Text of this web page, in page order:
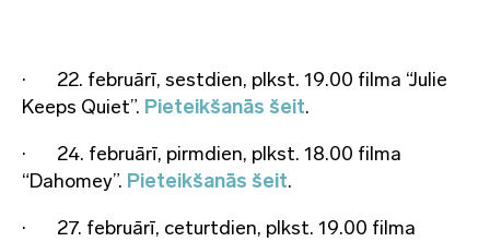
· 22. februārī, sestdien, plkst. 19.00 filma “Julie
Keeps Quiet”. Pieteikšanās šeit.
· 24. februārī, pirmdien, plkst. 18.00 filma
“Dahomey”. Pieteikšanās šeit.
· 27. februārī, ceturtdien, plkst. 19.00 filma